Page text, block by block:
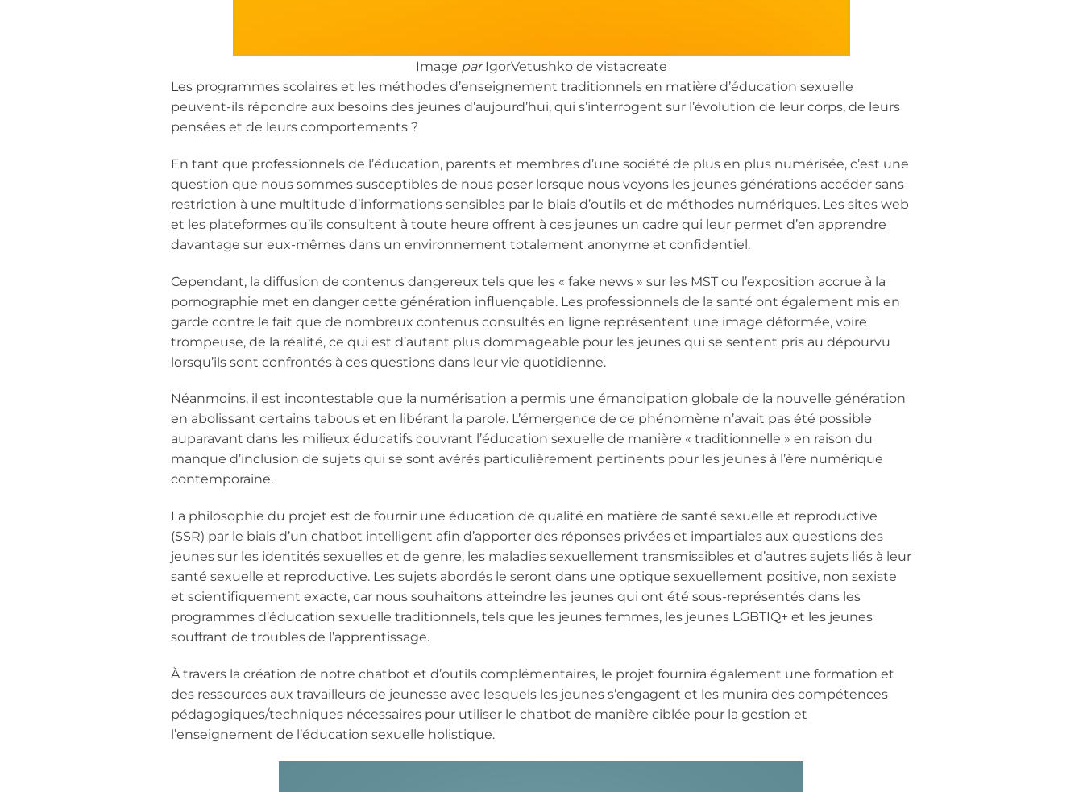
Image parIgorVetushko de vistacreate
Les programmes scolaires et les méthodes d’enseignement traditionnels en matière d’éducation sexuelle
peuvent-ils répondre aux besoins des jeunes d’aujourd’hui, qui s’interrogent sur l’évolution de leur corps, de leurs
pensées et de leurs comportements ?
En tant que professionnels de l’éducation, parents et membres d’une société de plus en plus numérisée, c’est une
question que nous sommes susceptibles de nous poser lorsque nous voyons les jeunes générations accéder sans
restriction à une multitude d’informations sensibles par le biais d’outils et de méthodes numériques. Les sites web
et les plateformes qu’ils consultent à toute heure offrent à ces jeunes un cadre qui leur permet d’en apprendre
davantage sur eux-mêmes dans un environnement totalement anonyme et confidentiel.
Cependant, la diffusion de contenus dangereux tels que les « fake news » sur les MST ou l’exposition accrue à la
pornographie met en danger cette génération influençable. Les professionnels de la santé ont également mis en
garde contre le fait que de nombreux contenus consultés en ligne représentent une image déformée, voire
trompeuse, de la réalité, ce qui est d’autant plus dommageable pour les jeunes qui se sentent pris au dépourvu
lorsqu’ils sont confrontés à ces questions dans leur vie quotidienne.
Néanmoins, il est incontestable que la numérisation a permis une émancipation globale de la nouvelle génération
en abolissant certains tabous et en libérant la parole. L’émergence de ce phénomène n’avait pas été possible
auparavant dans les milieux éducatifs couvrant l’éducation sexuelle de manière « traditionnelle » en raison du
manque d’inclusion de sujets qui se sont avérés particulièrement pertinents pour les jeunes à l’ère numérique
contemporaine.
La philosophie du projet est de fournir une éducation de qualité en matière de santé sexuelle et reproductive
(SSR) par le biais d’un chatbot intelligent afin d’apporter des réponses privées et impartiales aux questions des
jeunes sur les identités sexuelles et de genre, les maladies sexuellement transmissibles et d’autres sujets liés à leur
santé sexuelle et reproductive. Les sujets abordés le seront dans une optique sexuellement positive, non sexiste
et scientifiquement exacte, car nous souhaitons atteindre les jeunes qui ont été sous-représentés dans les
programmes d’éducation sexuelle traditionnels, tels que les jeunes femmes, les jeunes LGBTIQ+ et les jeunes
souffrant de troubles de l’apprentissage.
À travers la création de notre chatbot et d’outils complémentaires, le projet fournira également une formation et
des ressources aux travailleurs de jeunesse avec lesquels les jeunes s’engagent et les munira des compétences
pédagogiques/techniques nécessaires pour utiliser le chatbot de manière ciblée pour la gestion et
l’enseignement de l’éducation sexuelle holistique.